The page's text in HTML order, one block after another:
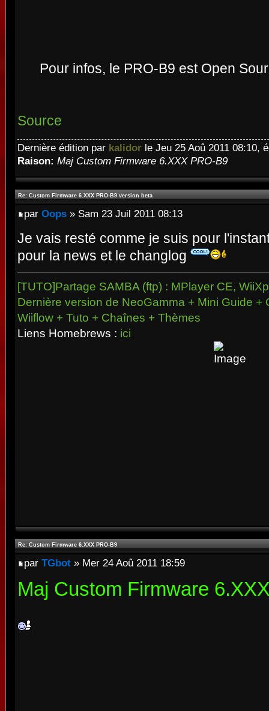
Pour infos, le PRO-B9 est Open
Source
Dernière édition par kalidor le Jeu 25 Aoû 2011 08:10,
Raison: Maj Custom Firmware 6.XXX PRO-B9
Re: Custom Firmware 6.XXX PRO-B9 version beta
par Oops » Sam 23 Juil 2011 08:13
Je vais resté comme je suis pour
pour la news et le changlog
[TUTO]Partage SAMBA (ftp) : MPlayer CE,
Dernière version de NeoGamma + Mini Guide +
Wiiflow + Tuto + Chaînes + Thèmes
Liens Homebrews : ici
Re: Custom Firmware 6.XXX PRO-B9
par TGbot » Mer 24 Aoû 2011 18:59
Maj Custom Firmware